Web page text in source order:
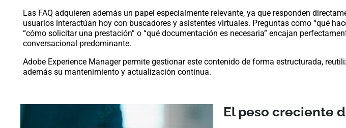
Las FAQ adquieren además un papel especialmente relevante, ya que responden
usuarios interactúan hoy con buscadores y asistentes virtuales. Preguntas como “qué
“cómo solicitar una prestación” o “qué documentación es necesaria” encajan
conversacional predominante.
Adobe Experience Manager permite gestionar este contenido de forma estructurada,
además su mantenimiento y actualización continua.
El peso creciente